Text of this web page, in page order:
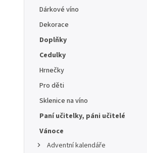
Dárkové víno
Dekorace
Doplňky
Cedulky
Hrnečky
Pro děti
Sklenice na víno
Paní učitelky, páni učitelé
Vánoce
Adventní kalendáře